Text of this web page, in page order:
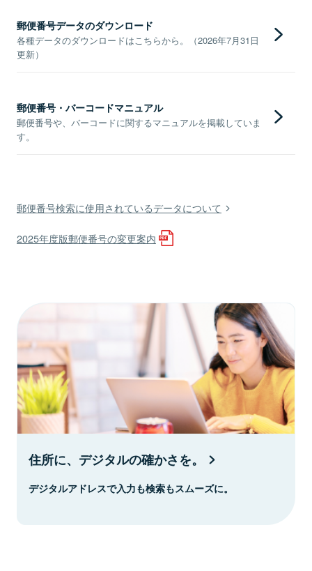
郵便番号データのダウンロード
各種データのダウンロードはこちらから。（2026年7月31日
更新）
郵便番号・バーコードマニュアル
郵便番号や、バーコードに関するマニュアルを掲載していま
す。
郵便番号検索に使用されているデータについて
2025年度版郵便番号の変更案内
住所に、デジタルの確かさを。
デジタルアドレスで入力も検索もスムーズに。